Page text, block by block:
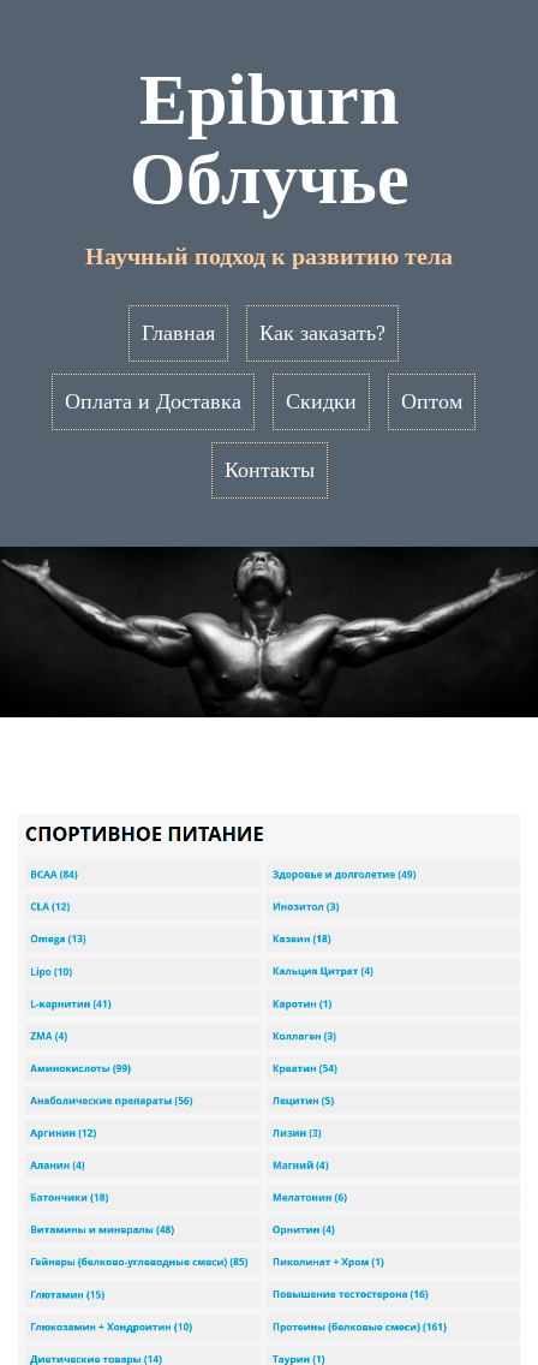
Epiburn
Облучье
Научный подход к развитию тела
Главная Как заказать?
Оплата и Доставка Скидки Оптом
Контакты